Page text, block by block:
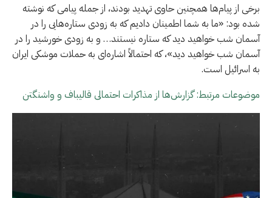
برخی از پیام‌ها همچنین حاوی تهدید بودند، از جمله پیامی که نوشته
شده بود: «ما به شما اطمینان دادیم که به زودی ستاره‌هایی را در
آسمان شب خواهید دید که ستاره نیستند… و به زودی خورشید را در
آسمان شب خواهید دید»، که احتمالاً اشاره‌ای به حملات موشکی ایران
به اسرائیل است.
موضوعات مرتبط: گزارش‌ها از مذاکرات احتمالی قالیباف و واشنگتن